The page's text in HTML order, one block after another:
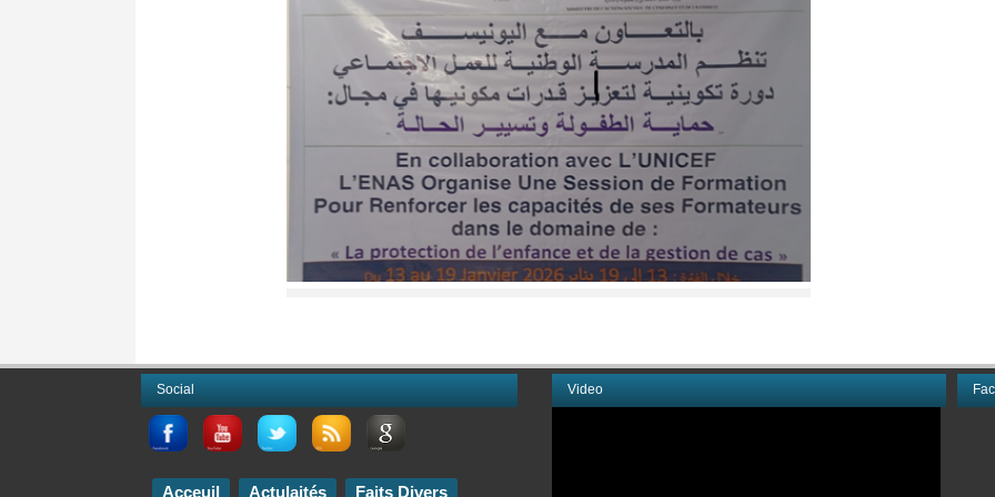
Video
Social
Acceuil Actulaités Faits Divers